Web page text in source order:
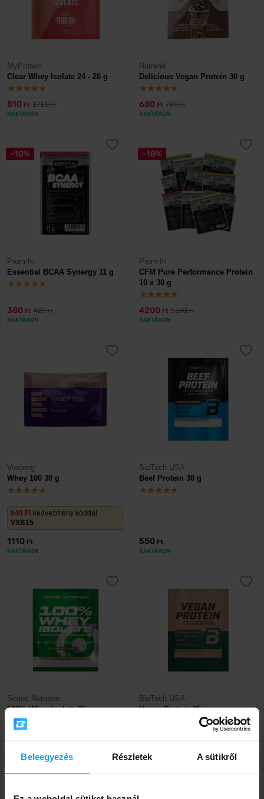
Beleegyezés Részletek A sütikről
MyProtein
Clear Whey Isolate 24 - 26 g
810 Ft 1710Ft
RAKTÁRON
Nutrend
Delicious Vegan Protein 30 g
680 Ft 760Ft
RAKTÁRON
-10%
Prom-In
Essential BCAA Synergy 11 g
380 Ft 420Ft
RAKTÁRON
-18%
Prom-In
CFM Pure Performance Protein
10 x 30 g
4200 Ft 5100Ft
RAKTÁRON
Voxberg
Whey 100 30 g
940 Ft kedvezmény kóddal
VXB15
1110 Ft
RAKTÁRON
BioTech USA
Beef Protein 30 g
550 Ft
RAKTÁRON
Scitec Nutrition
100% Whey Isolate 25 g
BioTech USA
Vegan Protein 25 g